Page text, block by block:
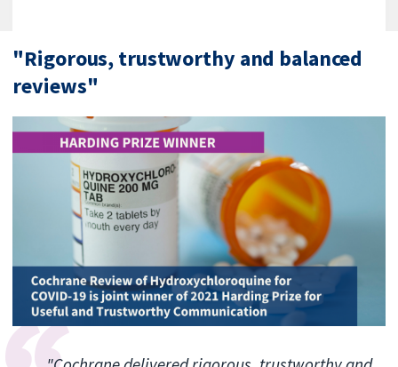
"Rigorous, trustworthy and balanced
reviews"